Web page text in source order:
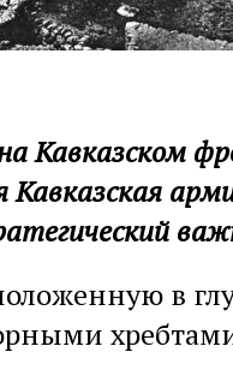
Кавказском
в